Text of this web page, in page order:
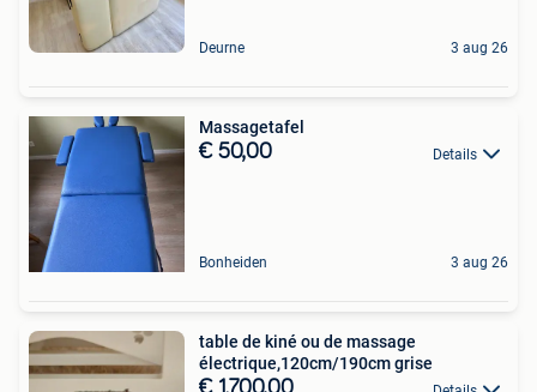
Deurne 3 aug 26
Massagetafel
€ 50,00 Details
Bonheiden 3 aug 26
table de kiné ou de massage
électrique,120cm/190cm grise